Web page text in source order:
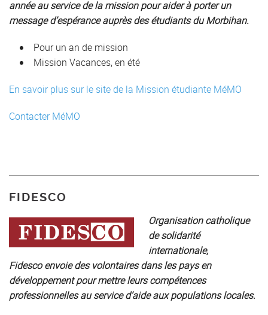
année au service de la mission pour aider à porter un
message d’espérance auprès des étudiants du Morbihan.
Pour un an de mission
Mission Vacances, en été
En savoir plus sur le site de la Mission étudiante MéMO
Contacter MéMO
FIDESCO
Organisation catholique
de solidarité
internationale,
Fidesco envoie des volontaires dans les pays en
développement pour mettre leurs compétences
professionnelles au service d’aide aux populations locales.